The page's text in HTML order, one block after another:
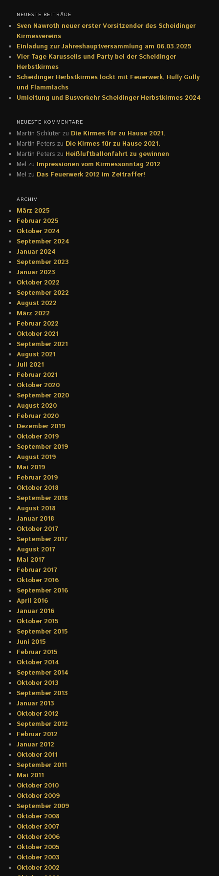
NEUESTE BEITRÄGE
Sven Nawroth neuer erster Vorsitzender des Scheidinger
Kirmesvereins
Einladung zur Jahreshauptversammlung am 06.03.2025
Vier Tage Karussells und Party bei der Scheidinger
Herbstkirmes
Scheidinger Herbstkirmes lockt mit Feuerwerk, Hully Gully
und Flammlachs
Umleitung und Busverkehr Scheidinger Herbstkirmes 2024
NEUESTE KOMMENTARE
Martin Schlüter zu Die Kirmes für zu Hause 2021.
Martin Peters zu Die Kirmes für zu Hause 2021.
Martin Peters zu Heißluftballonfahrt zu gewinnen
Mel zu Impressionen vom Kirmessonntag 2012
Mel zu Das Feuerwerk 2012 im Zeitraffer!
ARCHIV
März 2025
Februar 2025
Oktober 2024
September 2024
Januar 2024
September 2023
Januar 2023
Oktober 2022
September 2022
August 2022
März 2022
Februar 2022
Oktober 2021
September 2021
August 2021
Juli 2021
Februar 2021
Oktober 2020
September 2020
August 2020
Februar 2020
Dezember 2019
Oktober 2019
September 2019
August 2019
Mai 2019
Februar 2019
Oktober 2018
September 2018
August 2018
Januar 2018
Oktober 2017
September 2017
August 2017
Mai 2017
Februar 2017
Oktober 2016
September 2016
April 2016
Januar 2016
Oktober 2015
September 2015
Juni 2015
Februar 2015
Oktober 2014
September 2014
Oktober 2013
September 2013
Januar 2013
Oktober 2012
September 2012
Februar 2012
Januar 2012
Oktober 2011
September 2011
Mai 2011
Oktober 2010
Oktober 2009
September 2009
Oktober 2008
Oktober 2007
Oktober 2006
Oktober 2005
Oktober 2003
Oktober 2002